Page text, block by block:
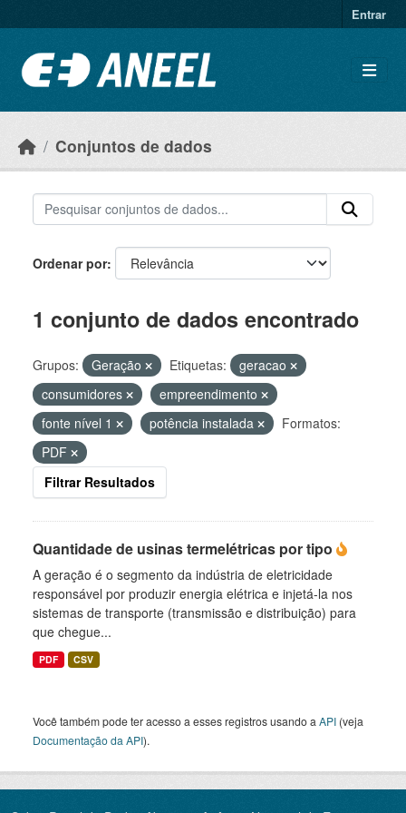
Entrar
Conjuntos de dados
Ordenar por
1 conjunto de dados encontrado
Grupos: Geração Etiquetas:
geracao
consumidores
empreendimento
fonte nível 1
potência instalada
Formatos:
PDF
Filtrar Resultados
Quantidade de usinas termelétricas por tipo
A geração é o segmento da indústria de eletricidade
responsável por produzir energia elétrica e injetá-la nos
sistemas de transporte (transmissão e distribuição) para
que chegue...
PDF CSV
Você também pode ter acesso a esses registros usando a API (veja
Documentação da API).